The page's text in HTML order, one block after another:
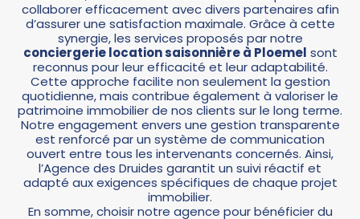
collaborer efficacement avec divers partenaires afin
d’assurer une satisfaction maximale. Grâce à cette
synergie, les services proposés par notre
conciergerie location saisonnière à Ploemel sont
reconnus pour leur efficacité et leur adaptabilité.
Cette approche facilite non seulement la gestion
quotidienne, mais contribue également à valoriser le
patrimoine immobilier de nos clients sur le long terme.
Notre engagement envers une gestion transparente
est renforcé par un système de communication
ouvert entre tous les intervenants concernés. Ainsi,
l’Agence des Druides garantit un suivi réactif et
adapté aux exigences spécifiques de chaque projet
immobilier.
En somme, choisir notre agence pour bénéficier du